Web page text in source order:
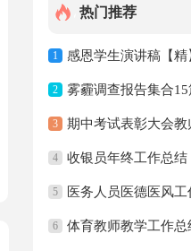
热门推荐
1 感恩学生演讲稿【精
2 雾霾调查报告集合15
3 期中考试表彰大会教
4 收银员年终工作总结
5 医务人员医德医风工
6 体育教师教学工作总